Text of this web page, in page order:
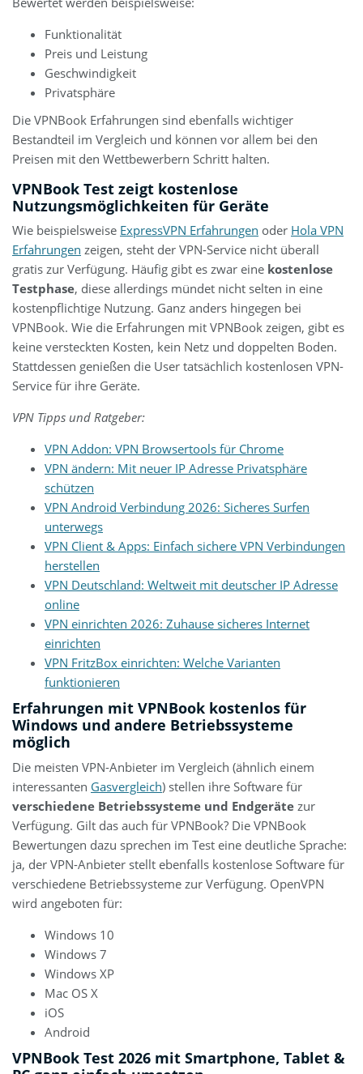
Funktionalität
Preis und Leistung
Geschwindigkeit
Privatsphäre
Die VPNBook Erfahrungen sind ebenfalls wichtiger
Bestandteil im Vergleich und können vor allem bei den
Preisen mit den Wettbewerbern Schritt halten.
VPNBook Test zeigt kostenlose
Nutzungsmöglichkeiten für Geräte
Wie beispielsweise ExpressVPN Erfahrungen oder Hola VPN
Erfahrungen zeigen, steht der VPN-Service nicht überall
gratis zur Verfügung. Häufig gibt es zwar eine kostenlose
Testphase, diese allerdings mündet nicht selten in eine
kostenpflichtige Nutzung. Ganz anders hingegen bei
VPNBook. Wie die Erfahrungen mit VPNBook zeigen, gibt es
keine versteckten Kosten, kein Netz und doppelten Boden.
Stattdessen genießen die User tatsächlich kostenlosen VPN-
Service für ihre Geräte.
VPN Tipps und Ratgeber:
VPN Addon: VPN Browsertools für Chrome
VPN ändern: Mit neuer IP Adresse Privatsphäre
schützen
VPN Android Verbindung 2026: Sicheres Surfen
unterwegs
VPN Client & Apps: Einfach sichere VPN Verbindungen
herstellen
VPN Deutschland: Weltweit mit deutscher IP Adresse
online
VPN einrichten 2026: Zuhause sicheres Internet
einrichten
VPN FritzBox einrichten: Welche Varianten
funktionieren
Erfahrungen mit VPNBook kostenlos für
Windows und andere Betriebssysteme
möglich
Die meisten VPN-Anbieter im Vergleich (ähnlich einem
interessanten Gasvergleich) stellen ihre Software für
verschiedene Betriebssysteme und Endgeräte zur
Verfügung. Gilt das auch für VPNBook? Die VPNBook
Bewertungen dazu sprechen im Test eine deutliche Sprache:
ja, der VPN-Anbieter stellt ebenfalls kostenlose Software für
verschiedene Betriebssysteme zur Verfügung. OpenVPN
wird angeboten für:
Windows 10
Windows 7
Windows XP
Mac OS X
iOS
Android
VPNBook Test 2026 mit Smartphone, Tablet &